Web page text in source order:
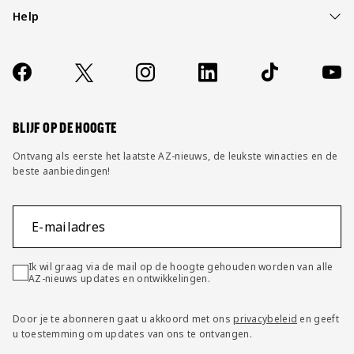
Help
Contact
FAQ
Socials
https://www.facebook.com/AZAlkmaar
X Instagram LinkedIn TikTok
BLIJF OP DE HOOGTE
Ontvang als eerste het laatste AZ-nieuws, de leukste winacties en de
beste aanbiedingen!
E-mailadres
Ik wil graag via de mail op de hoogte gehouden worden van alle
AZ-nieuws updates en ontwikkelingen.
Door je te abonneren gaat u akkoord met onsprivacybeleid en geeft
u toestemming om updates van ons te ontvangen.